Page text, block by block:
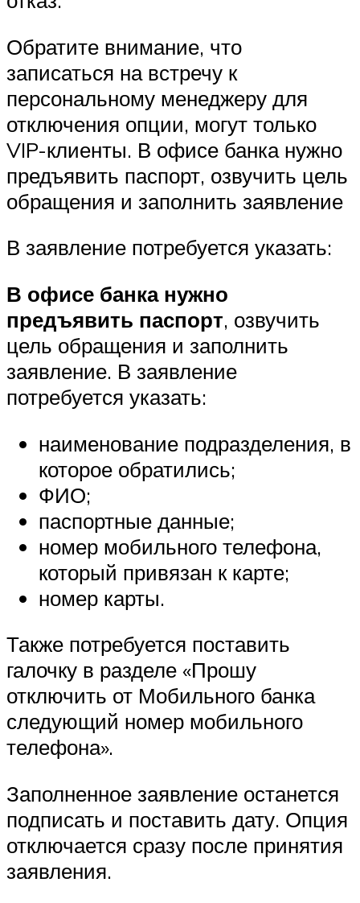
Обратите внимание, что
записаться на встречу к
персональному менеджеру для
отключения опции, могут только
VIP-клиенты. В офисе банка нужно
предъявить паспорт, озвучить цель
обращения и заполнить заявление
В заявление потребуется указать:
В офисе банка нужно
предъявить паспорт, озвучить
цель обращения и заполнить
заявление. В заявление
потребуется указать:
наименование подразделения, в
которое обратились;
ФИО;
паспортные данные;
номер мобильного телефона,
который привязан к карте;
номер карты.
Также потребуется поставить
галочку в разделе «Прошу
отключить от Мобильного банка
следующий номер мобильного
телефона».
Заполненное заявление останется
подписать и поставить дату. Опция
отключается сразу после принятия
заявления.